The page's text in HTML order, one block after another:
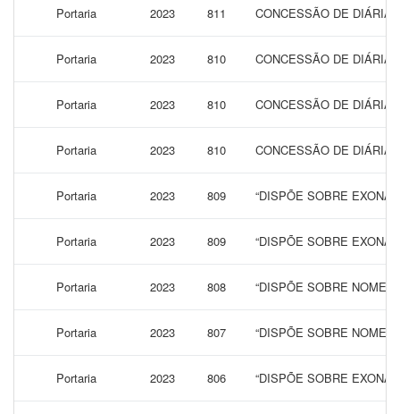
Portaria 2023 811 CONCESSÃO DE
Portaria 2023 810 CONCESSÃO DE
Portaria 2023 810 CONCESSÃO DE
Portaria 2023 810 CONCESSÃO DE
Portaria 2023 809 “DISPÕE SOBRE
Portaria 2023 809 “DISPÕE SOBRE
Portaria 2023 808 “DISPÕE SOBRE
Portaria 2023 807 “DISPÕE SOBRE
Portaria 2023 806 “DISPÕE SOBRE